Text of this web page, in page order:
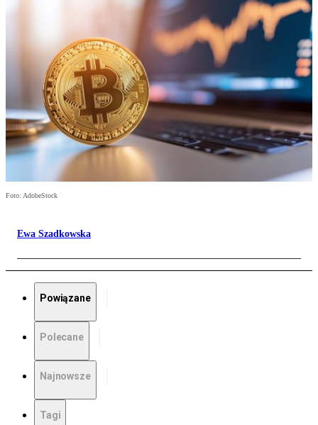
Foto: AdobeStock
Ewa Szadkowska
Powiązane
Polecane
Najnowsze
Tagi